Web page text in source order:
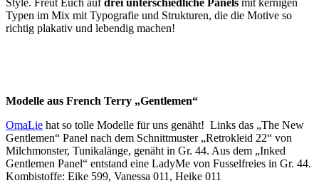
Typen im Mix mit Typografie und Strukturen, die die Motive so
richtig plakativ und lebendig machen!
Modelle aus French Terry „Gentlemen“
OmaLie hat so tolle Modelle für uns genäht! Links das „The New
Gentlemen“ Panel nach dem Schnittmuster „Retrokleid 22“ von
Milchmonster, Tunikalänge, genäht in Gr. 44. Aus dem „Inked
Gentlemen Panel“ entstand eine LadyMe von Fusselfreies in Gr. 44.
Kombistoffe: Eike 599, Vanessa 011, Heike 011